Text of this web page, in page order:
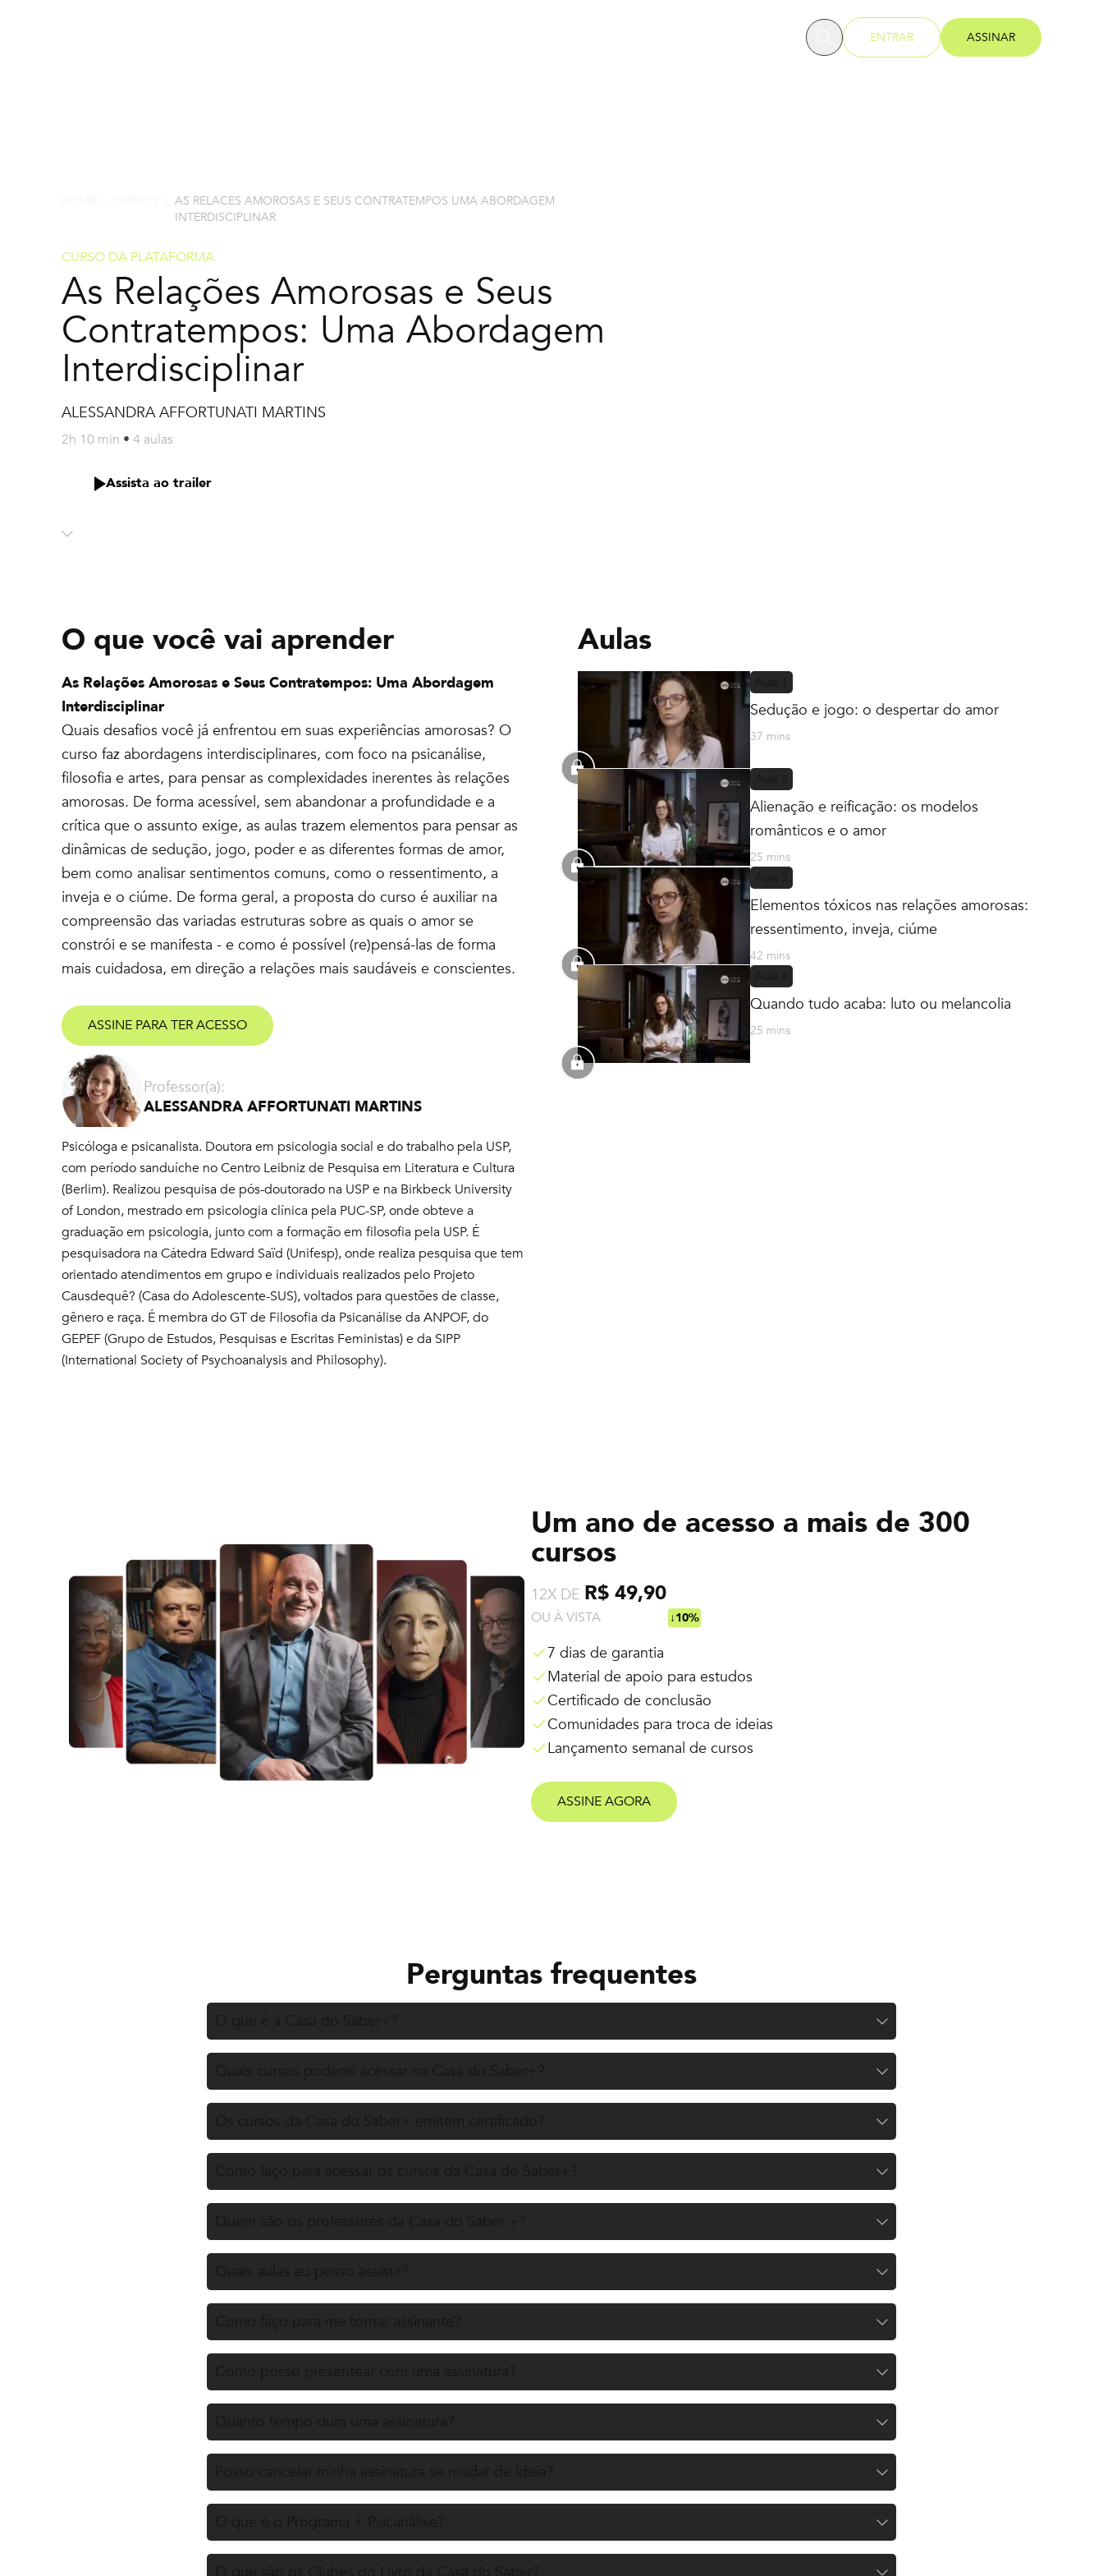
ENTRAR ASSINAR
AS RELACES AMOROSAS E SEUS CONTRATEMPOS UMA ABORDAGEM
INTERDISCIPLINAR
CURSO DA PLATAFORMA
As Relações Amorosas e Seus
Contratempos: Uma Abordagem
Interdisciplinar
ALESSANDRA AFFORTUNATI MARTINS
2h 10 min • 4 aulas
Assista ao trailer
O que você vai aprender
As Relações Amorosas e Seus Contratempos: Uma Abordagem
Interdisciplinar
Quais desafios você já enfrentou em suas experiências amorosas? O
curso faz abordagens interdisciplinares, com foco na psicanálise,
filosofia e artes, para pensar as complexidades inerentes às relações
amorosas. De forma acessível, sem abandonar a profundidade e a
crítica que o assunto exige, as aulas trazem elementos para pensar as
dinâmicas de sedução, jogo, poder e as diferentes formas de amor,
bem como analisar sentimentos comuns, como o ressentimento, a
inveja e o ciúme. De forma geral, a proposta do curso é auxiliar na
compreensão das variadas estruturas sobre as quais o amor se
constrói e se manifesta - e como é possível (re)pensá-las de forma
mais cuidadosa, em direção a relações mais saudáveis e conscientes.
ASSINE PARA TER ACESSO
Professor(a):
ALESSANDRA AFFORTUNATI MARTINS
Psicóloga e psicanalista. Doutora em psicologia social e do trabalho pela USP,
com período sanduíche no Centro Leibniz de Pesquisa em Literatura e Cultura
(Berlim). Realizou pesquisa de pós-doutorado na USP e na Birkbeck University
of London, mestrado em psicologia clínica pela PUC-SP, onde obteve a
graduação em psicologia, junto com a formação em filosofia pela USP. É
pesquisadora na Cátedra Edward Saïd (Unifesp), onde realiza pesquisa que tem
orientado atendimentos em grupo e individuais realizados pelo Projeto
Causdequê? (Casa do Adolescente-SUS), voltados para questões de classe,
gênero e raça. É membra do GT de Filosofia da Psicanálise da ANPOF, do
GEPEF (Grupo de Estudos, Pesquisas e Escritas Feministas) e da SIPP
(International Society of Psychoanalysis and Philosophy).
Aulas
Sedução e jogo: o despertar do amor
37 mins
Alienação e reificação: os modelos
românticos e o amor
25 mins
Elementos tóxicos nas relações amorosas:
ressentimento, inveja, ciúme
42 mins
Quando tudo acaba: luto ou melancolia
25 mins
Um ano de acesso a mais de 300
cursos
12X DE R$ 49,90
OU À VISTA ↓10%
7 dias de garantia
Material de apoio para estudos
Certificado de conclusão
Comunidades para troca de ideias
Lançamento semanal de cursos
ASSINE AGORA
Perguntas frequentes